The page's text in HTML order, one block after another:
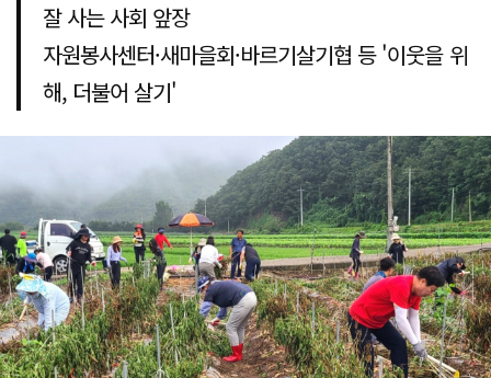
잘 사는 사회 앞장
자원봉사센터·새마을회·바르기살기협 등 '이웃을 위
해, 더불어 살기'